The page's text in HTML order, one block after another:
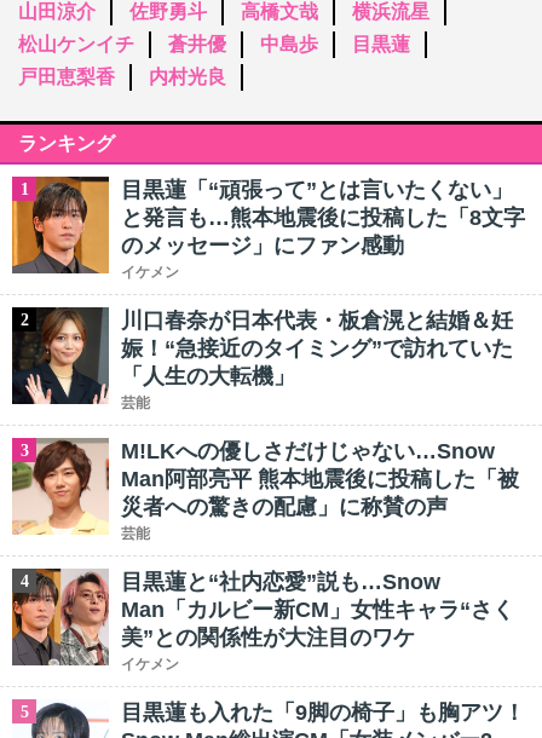
山田涼介 佐野勇斗 高橋文哉
横浜流星
松山ケンイチ
蒼井優 中島歩
目黒蓮
戸田恵梨香
内村光良
ランキング
1
目黒蓮「“頑張って”とは言いたくない」
と発言も…熊本地震後に投稿した「8文字
のメッセージ」にファン感動
イケメン
2
川口春奈が日本代表・板倉滉と結婚＆妊
娠！“急接近のタイミング”で訪れていた
「人生の大転機」
芸能
3
M!LKへの優しさだけじゃない…Snow
Man阿部亮平 熊本地震後に投稿した「被
災者への驚きの配慮」に称賛の声
芸能
4
目黒蓮と“社内恋愛”説も…Snow
Man「カルビー新CM」女性キャラ“さく
美”との関係性が大注目のワケ
イケメン
5
目黒蓮も入れた「9脚の椅子」も胸アツ！